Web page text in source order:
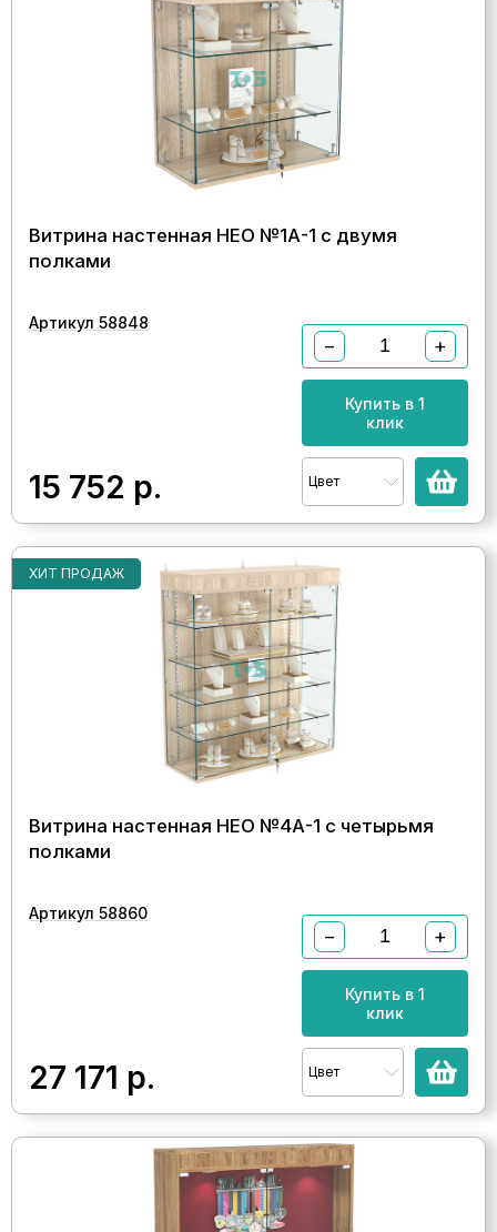
Витрина настенная НЕО №1А-1 с двумя
полками
Артикул 58848
15 752 р.
− +
Купить в 1
клик
Цвет
ХИТ ПРОДАЖ
Витрина настенная НЕО №4А-1 с четырьмя
полками
Артикул 58860
27 171 р.
− +
Купить в 1
клик
Цвет